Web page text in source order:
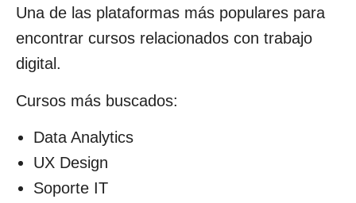
Una de las plataformas más populares para
encontrar cursos relacionados con trabajo
digital.
Cursos más buscados:
Data Analytics
UX Design
Soporte IT